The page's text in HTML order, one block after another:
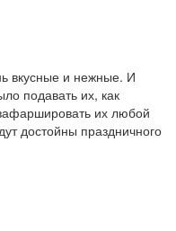
вкусные и нежные. И
подавать их, как
их любой
достойны праздничного